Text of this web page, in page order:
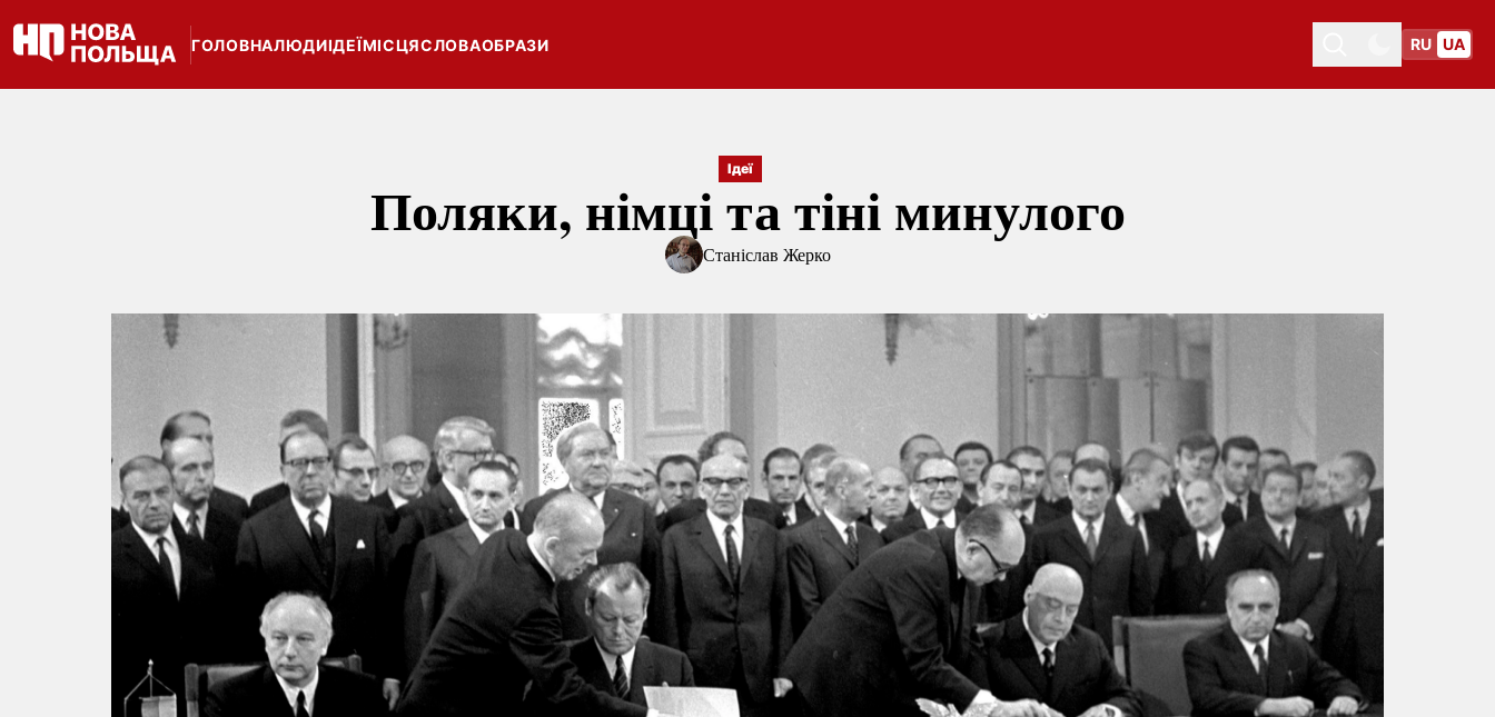
ГОЛОВНАЛЮДИІДЕЇМІСЦЯСЛОВАОБРАЗИ
Toggle themeToggle theme
RU UA
Ідеї
Поляки, німці та тіні минулого
Станіслав Жерко